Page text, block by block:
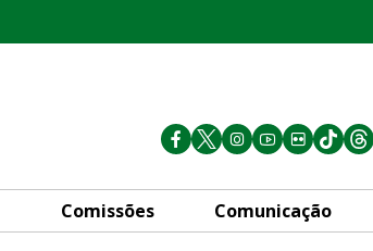
Comissões Comunicação